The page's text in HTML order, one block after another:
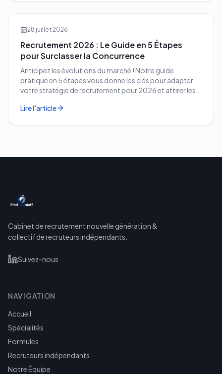
28 juillet 2026
Recrutement 2026 : Le Guide en 5 Étapes
pour Surclasser la Concurrence
Anticipez les évolutions du marché ! Notre guide
pratique en 5 étapes vous donne les clés pour adapter
votre stratégie de recrutement pour 2026 et attirer les
Lire l'article
Cabinet de recrutement nouvelle génération &
collectif de recruteurs indépendants.
Suivez-nous
NAVIGATION
Accueil
Spécialités
Formules
Recruteurs indépendants
Notre Équipe